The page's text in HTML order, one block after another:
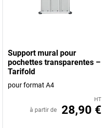
Support mural pour
pochettes transparentes –
Tarifold
pour format A4
HT
à partir de 28,90 €